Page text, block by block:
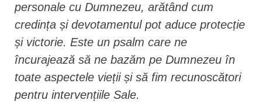
personale cu Dumnezeu, arătând cum
credința și devotamentul pot aduce protecție
și victorie. Este un psalm care ne
încurajează să ne bazăm pe Dumnezeu în
toate aspectele vieții și să fim recunoscători
pentru intervențiile Sale.